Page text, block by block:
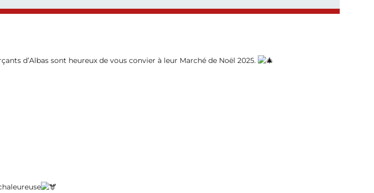
d’Albas sont heureux de vous convier à leur Marché de Noël 2025.